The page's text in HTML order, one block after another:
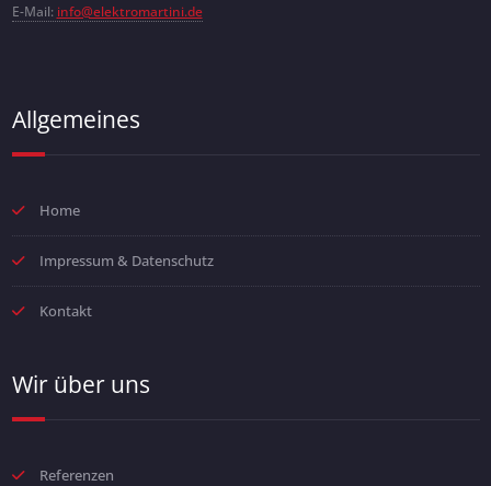
E-Mail: info@elektromartini.de
Allgemeines
Home
Impressum & Datenschutz
Kontakt
Wir über uns
Referenzen